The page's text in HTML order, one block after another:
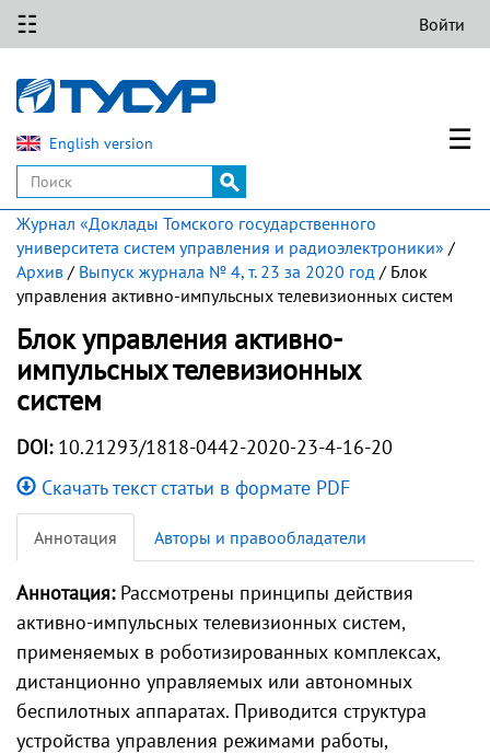
☷ Войти
English version ☰
Журнал «Доклады Томского государственного
университета систем управления и радиоэлектроники» /
Архив / Выпуск журнала № 4, т. 23 за 2020 год / Блок
управления активно-импульсных телевизионных систем
Блок управления активно-
импульсных телевизионных
систем
DOI:10.21293/1818-0442-2020-23-4-16-20
Скачать текст статьи в формате PDF
Аннотация Авторы и правообладатели
Аннотация:Рассмотрены принципы действия
активно-импульсных телевизионных систем,
применяемых в роботизированных комплексах,
дистанционно управляемых или автономных
беспилотных аппаратах. Приводится структура
устройства управления режимами работы,